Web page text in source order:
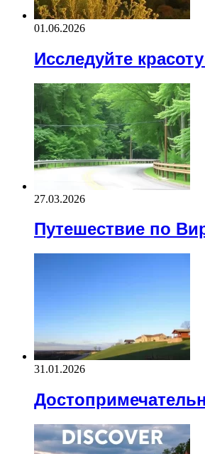
01.06.2026
Исследуйте
27.03.2026
Путешествие по
31.01.2026